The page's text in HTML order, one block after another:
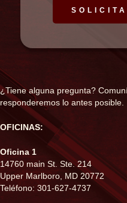
¿Tiene alguna pregunta?
responderemos lo antes posible.
OFICINAS:
Oficina 1
14760 main St. Ste. 214
Upper Marlboro, MD 20772
Teléfono: 301-627-4737